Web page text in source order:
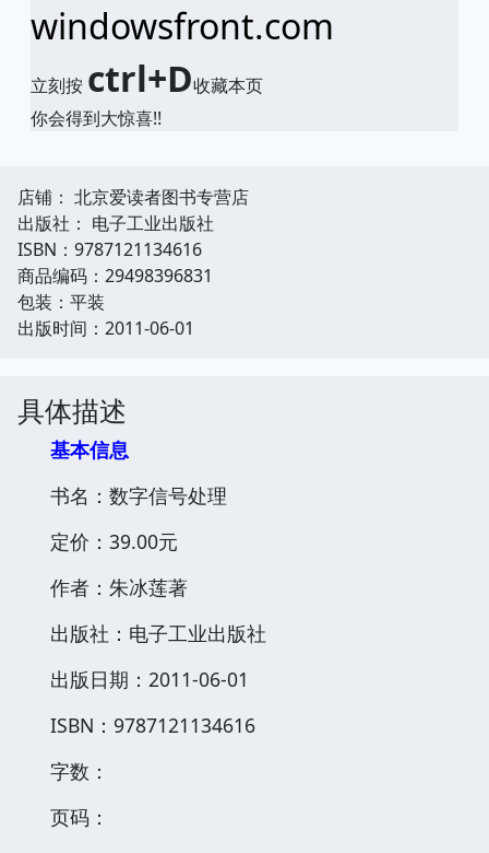
windowsfront.com
立刻按 ctrl+D收藏本页
你会得到大惊喜!!
店铺： 北京爱读者图书专营店
出版社： 电子工业出版社
ISBN：9787121134616
商品编码：29498396831
包装：平装
出版时间：2011-06-01
具体描述
基本信息
书名：数字信号处理
定价：39.00元
作者：朱冰莲著
出版社：电子工业出版社
出版日期：2011-06-01
ISBN：9787121134616
字数：
页码：